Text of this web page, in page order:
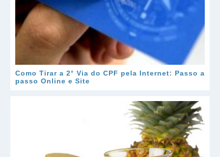
Como Tirar a 2° Via do CPF pela Internet: Passo a
passo Online e Site